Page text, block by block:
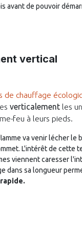
avant de pouvoir
vertical
de chauffage
verticalement les
feu à leurs pieds.
va venir lécher le
L'intérêt de cette
viennent caresser
dans sa longueur